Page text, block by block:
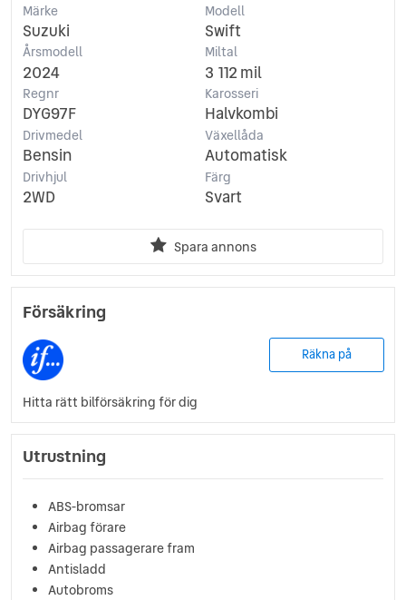
Märke
Suzuki
Modell
Swift
Årsmodell
2024
Miltal
3 112 mil
Regnr
DYG97F
Karosseri
Halvkombi
Drivmedel
Bensin
Växellåda
Automatisk
Drivhjul
2WD
Färg
Svart
Spara annons
Försäkring
Räkna på
Hitta rätt bilförsäkring för dig
Utrustning
ABS-bromsar
Airbag förare
Airbag passagerare fram
Antisladd
Autobroms